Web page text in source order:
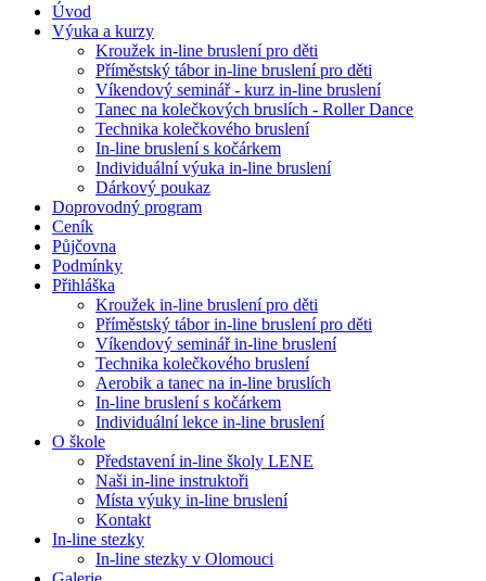
Úvod
Výuka a kurzy
Kroužek in-line bruslení pro děti
Příměstský tábor in-line bruslení pro děti
Víkendový seminář - kurz in-line bruslení
Tanec na kolečkových bruslích - Roller Dance
Technika kolečkového bruslení
In-line bruslení s kočárkem
Individuální výuka in-line bruslení
Dárkový poukaz
Doprovodný program
Ceník
Půjčovna
Podmínky
Přihláška
Kroužek in-line bruslení pro děti
Příměstský tábor in-line bruslení pro děti
Víkendový seminář in-line bruslení
Technika kolečkového bruslení
Aerobik a tanec na in-line bruslích
In-line bruslení s kočárkem
Individuální lekce in-line bruslení
O škole
Představení in-line školy LENE
Naši in-line instruktoři
Místa výuky in-line bruslení
Kontakt
In-line stezky
In-line stezky v Olomouci